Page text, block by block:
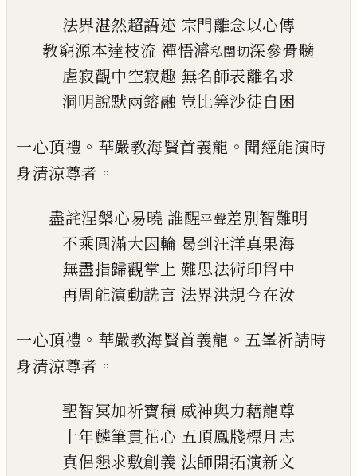
法界湛然超語迹 宗門離念以心傳
教窮源本達枝流 禪悟𤀹私閏切深參骨髓
虗寂觀中空寂趣 無名師表離名求
洞明說默兩鎔融 豈比筭沙徒自困
一心頂禮 。 華嚴教海賢首義龍 。 聞經能演時
身清涼尊者 。
盡詫涅槃心易曉 誰醒平聲差別智難明
不乘圓滿大因輪 曷到汪洋真果海
無盡指歸觀掌上 難思法術印𮌎中
再周能演動詵言 法界洪規今在汝
一心頂禮 。 華嚴教海賢首義龍 。 五峯祈請時
身清涼尊者 。
聖智冥加祈寶積 威神與力藉龍尊
十年麟筆貫花心 五頂鳳牋標月志
真侶懇求敷創義 法師開拓演新文